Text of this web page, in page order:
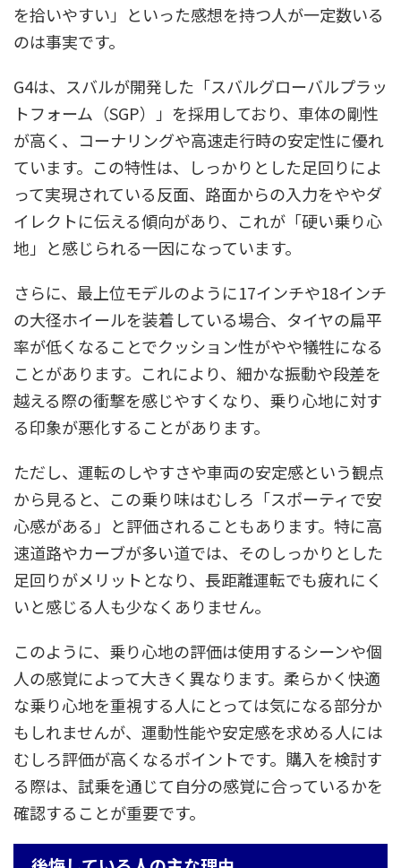
を拾いやすい」といった感想を持つ人が一定数いる
のは事実です。
G4は、スバルが開発した「スバルグローバルプラッ
トフォーム（SGP）」を採用しており、車体の剛性
が高く、コーナリングや高速走行時の安定性に優れ
ています。この特性は、しっかりとした足回りによ
って実現されている反面、路面からの入力をややダ
イレクトに伝える傾向があり、これが「硬い乗り心
地」と感じられる一因になっています。
さらに、最上位モデルのように17インチや18インチ
の大径ホイールを装着している場合、タイヤの扁平
率が低くなることでクッション性がやや犠牲になる
ことがあります。これにより、細かな振動や段差を
越える際の衝撃を感じやすくなり、乗り心地に対す
る印象が悪化することがあります。
ただし、運転のしやすさや車両の安定感という観点
から見ると、この乗り味はむしろ「スポーティで安
心感がある」と評価されることもあります。特に高
速道路やカーブが多い道では、そのしっかりとした
足回りがメリットとなり、長距離運転でも疲れにく
いと感じる人も少なくありません。
このように、乗り心地の評価は使用するシーンや個
人の感覚によって大きく異なります。柔らかく快適
な乗り心地を重視する人にとっては気になる部分か
もしれませんが、運動性能や安定感を求める人には
むしろ評価が高くなるポイントです。購入を検討す
る際は、試乗を通じて自分の感覚に合っているかを
確認することが重要です。